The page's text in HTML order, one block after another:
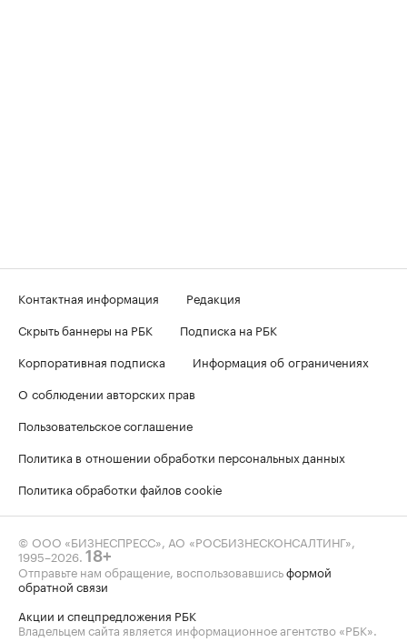
Контактная информация
Редакция
Скрыть баннеры на РБК
Подписка на РБК
Корпоративная подписка
Информация об ограничениях
О соблюдении авторских прав
Пользовательское соглашение
Политика в отношении обработки персональных данных
Политика обработки файлов cookie
© ООО «БИЗНЕСПРЕСС», АО «РОСБИЗНЕСКОНСАЛТИНГ»,
1995–2026. 18+
Отправьте нам обращение, воспользовавшисьформой
обратной связи
Акции и спецпредложения РБК
Владельцем сайта является информационное агентство «РБК».